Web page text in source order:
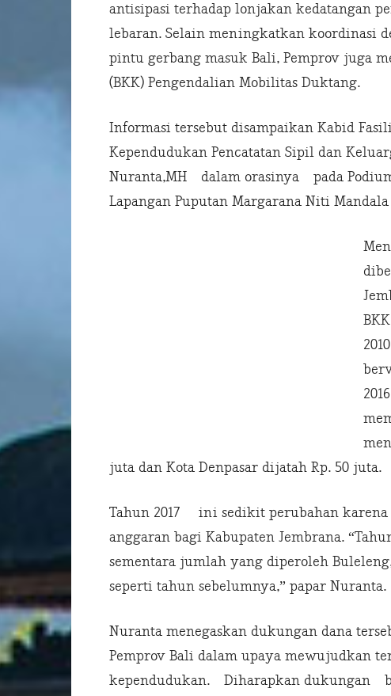
antisipasi terhadap lonjakan kedatangan
lebaran. Selain meningkatkan koordinasi
pintu gerbang masuk Bali, Pemprov juga
(BKK) Pengendalian Mobilitas Duktang.
Informasi tersebut disampaikan Kabid
Kependudukan Pencatatan Sipil dan
Nuranta,MH dalam orasinya pada Podium
Lapangan Puputan Margarana Niti
juta dan Kota Denpasar dijatah Rp. 50 juta.
Tahun 2017 ini sedikit perubahan karena
anggaran bagi Kabupaten Jembrana.
sementara jumlah yang diperoleh
seperti tahun sebelumnya,” papar Nuranta.
Nuranta menegaskan dukungan dana
Pemprov Bali dalam upaya mewujudkan
kependudukan. Diharapkan dukungan